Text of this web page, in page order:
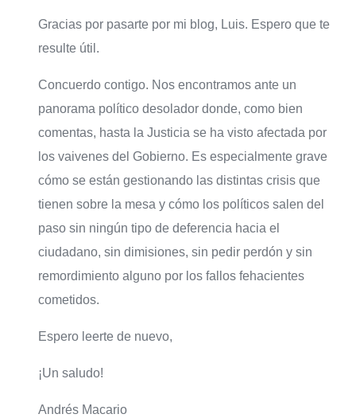
Gracias por pasarte por mi blog, Luis. Espero que te
resulte útil.
Concuerdo contigo. Nos encontramos ante un
panorama político desolador donde, como bien
comentas, hasta la Justicia se ha visto afectada por
los vaivenes del Gobierno. Es especialmente grave
cómo se están gestionando las distintas crisis que
tienen sobre la mesa y cómo los políticos salen del
paso sin ningún tipo de deferencia hacia el
ciudadano, sin dimisiones, sin pedir perdón y sin
remordimiento alguno por los fallos fehacientes
cometidos.
Espero leerte de nuevo,
¡Un saludo!
Andrés Macario